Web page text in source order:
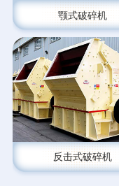
颚式破碎机
反击式破碎机